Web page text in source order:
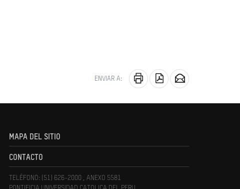
ENVIAR A:
MAPA DEL SITIO
CONTACTO
TELÉFONO: (51) 626-2000 , ANEXO 5581